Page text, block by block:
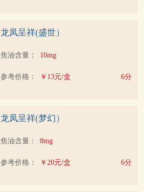
龙凤呈祥(盛世）
焦油含量： 10mg
参考价格： ￥13元/盒 6分
龙凤呈祥(梦幻）
焦油含量： 8mg
参考价格： ￥20元/盒 6分